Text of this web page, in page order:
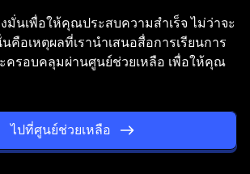
องการเพื่อประสบ
งมั่นเพื่อให้คุณประสบความสำเร็จ ไม่ว่าจะ
คือเหตุผลที่เรานำเสนอสื่อการเรียนการ
ครอบคลุมผ่านศูนย์ช่วยเหลือ เพื่อให้คุณ
ไปที่ศูนย์ช่วยเหลือ